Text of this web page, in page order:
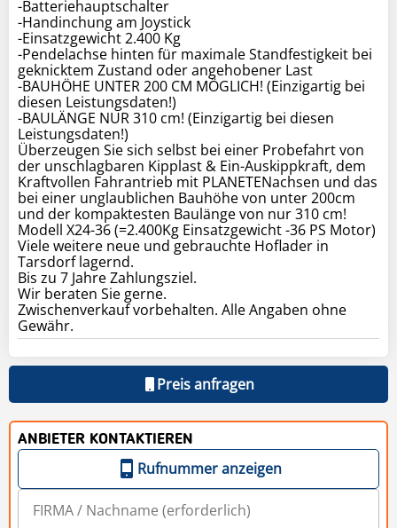
-Batteriehauptschalter
-Handinchung am Joystick
-Einsatzgewicht 2.400 Kg
-Pendelachse hinten für maximale Standfestigkeit bei
geknicktem Zustand oder angehobener Last
-BAUHÖHE UNTER 200 CM MÖGLICH! (Einzigartig bei
diesen Leistungsdaten!)
-BAULÄNGE NUR 310 cm! (Einzigartig bei diesen
Leistungsdaten!)
Überzeugen Sie sich selbst bei einer Probefahrt von
der unschlagbaren Kipplast & Ein-Auskippkraft, dem
Kraftvollen Fahrantrieb mit PLANETENachsen und das
bei einer unglaublichen Bauhöhe von unter 200cm
und der kompaktesten Baulänge von nur 310 cm!
Modell X24-36 (=2.400Kg Einsatzgewicht -36 PS Motor)
Viele weitere neue und gebrauchte Hoflader in
Tarsdorf lagernd.
Bis zu 7 Jahre Zahlungsziel.
Wir beraten Sie gerne.
Zwischenverkauf vorbehalten. Alle Angaben ohne
Gewähr.
Preis anfragen
ANBIETER KONTAKTIEREN
Rufnummer anzeigen